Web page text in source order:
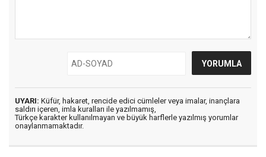
UYARI: Küfür, hakaret, rencide edici cümleler veya imalar, inançlara
saldırı içeren, imla kuralları ile yazılmamış,
Türkçe karakter kullanılmayan ve büyük harflerle yazılmış yorumlar
onaylanmamaktadır.